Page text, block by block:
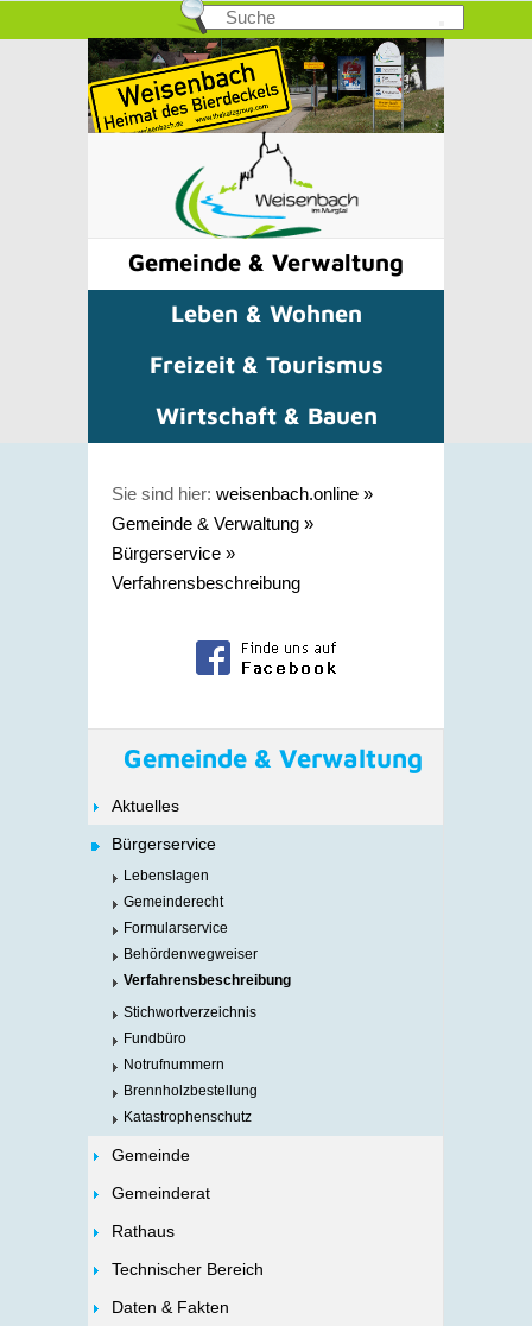
Gemeinde & Verwaltung
Leben & Wohnen
Freizeit & Tourismus
Wirtschaft & Bauen
Sie sind hier: weisenbach.online »
Gemeinde & Verwaltung »
Bürgerservice »
Verfahrensbeschreibung
Gemeinde & Verwaltung
Aktuelles
Bürgerservice
Lebenslagen
Gemeinderecht
Formularservice
Behördenwegweiser
Verfahrensbeschreibung
Stichwortverzeichnis
Fundbüro
Notrufnummern
Brennholzbestellung
Katastrophenschutz
Gemeinde
Gemeinderat
Rathaus
Technischer Bereich
Daten & Fakten